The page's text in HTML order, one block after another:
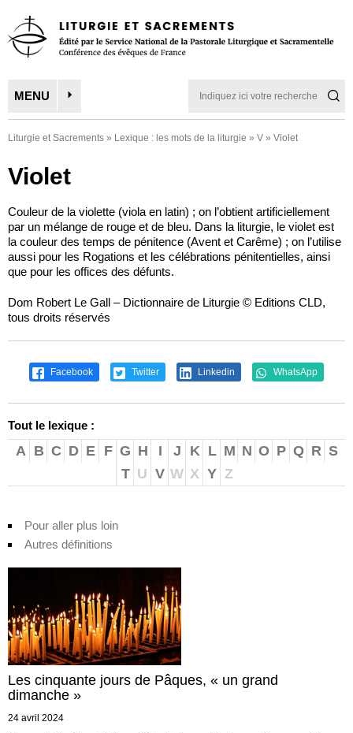
MENU
Liturgie et Sacrements » Lexique : les mots de la liturgie » V » Violet
Violet
Couleur de la violette (viola en latin) ; on l’obtient artificiellement
par un mélange de rouge et de bleu. Dans la liturgie, le violet est
la couleur des temps de pénitence (Avent et Carême) ; on l’uti­lise
aussi pour les Rogations et les célébrations pénitentielles, ainsi
que pour les offices des défunts.
Dom Robert Le Gall – Dictionnaire de Liturgie © Editions CLD,
tous droits réservés
Facebook Twitter Linkedin WhatsApp
Tout le lexique :
A B C D E F G H I J K L M N O P Q R S
T U V W X Y Z
Pour aller plus loin
Autres définitions
Les cinquante jours de Pâques, « un grand
dimanche »
24 avril 2024